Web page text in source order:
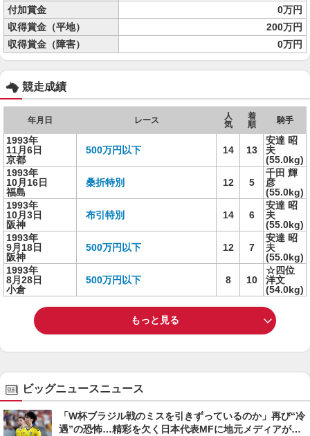
付加賞金
0万円
収得賞金（平地）
200万円
収得賞金（障害）
0万円
競走成績
年月日 レース
人
気
着
順
騎手
1993年
11月6日
京都
500万円以下 14 13
安達 昭
夫
(55.0kg)
1993年
10月16日
福島
桑折特別 12 5
千田 輝
彦
(55.0kg)
1993年
10月3日
阪神
布引特別 14 6
安達 昭
夫
(55.0kg)
1993年
9月18日
阪神
500万円以下 12 7
安達 昭
夫
(55.0kg)
1993年
8月28日
小倉
500万円以下 8 10
☆四位
洋文
(54.0kg)
もっと見る
ビッグニュースニュース
「W杯ブラジル戦のミスを引きずっているのか」再び“冷
遇”の恐怖…精彩を欠く日本代表MFに地元メディアが苦